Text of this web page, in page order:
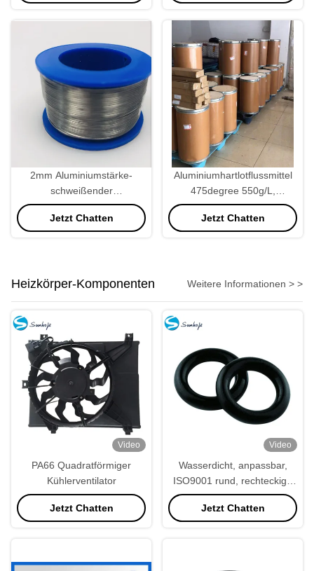
2mm Aluminiumstärke-
schweißender
Aluminiumdraht für
bronzierende Maschine
Jetzt Chatten
Aluminiumhartlotflussmittel
475degree 550g/L,
schweißender Fluss-
Aluminiumpulver
Jetzt Chatten
Heizkörper-Komponenten Weitere Informationen > >
Video
PA66 Quadratförmiger
Kühlerventilator
Jetzt Chatten
Video
Wasserdicht, anpassbar,
ISO9001 rund, rechteckige
Gummidichtungen
Jetzt Chatten